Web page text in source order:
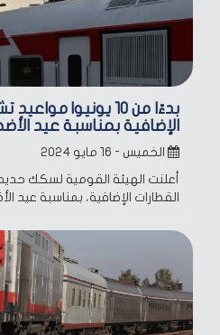
بدءًا من 10 يونيو|
الإضافية بمناسبة عيد
الخميس - ١٦ مايو ٢٠٢٤
أعلنت الهيئة القومية لسكك
القطارات الإضافية، بمناسبة عيد